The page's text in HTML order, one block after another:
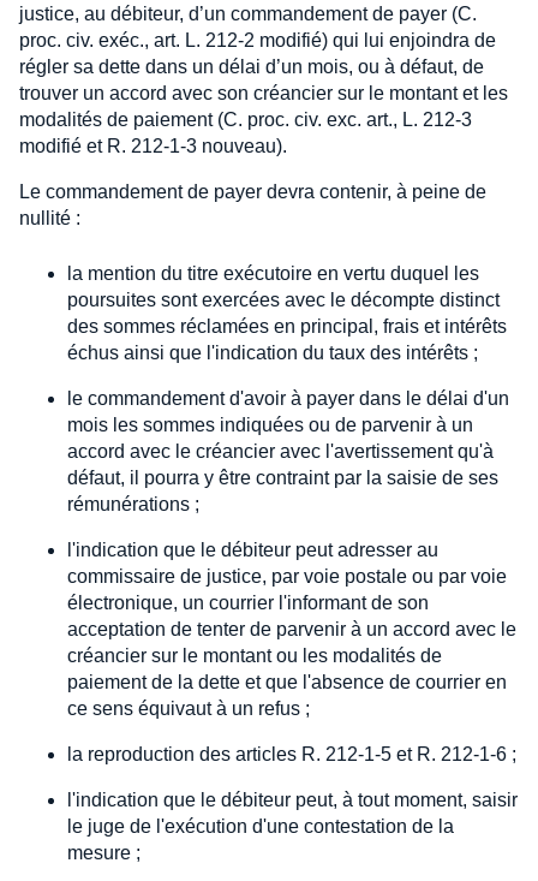
justice, au débiteur, d’un commandement de payer (C.
proc. civ. exéc., art. L. 212-2 modifié) qui lui enjoindra de
régler sa dette dans un délai d’un mois, ou à défaut, de
trouver un accord avec son créancier sur le montant et les
modalités de paiement (C. proc. civ. exc. art., L. 212-3
modifié et R. 212-1-3 nouveau).
Le commandement de payer devra contenir, à peine de
nullité :
la mention du titre exécutoire en vertu duquel les
poursuites sont exercées avec le décompte distinct
des sommes réclamées en principal, frais et intérêts
échus ainsi que l'indication du taux des intérêts ;
le commandement d'avoir à payer dans le délai d'un
mois les sommes indiquées ou de parvenir à un
accord avec le créancier avec l'avertissement qu'à
défaut, il pourra y être contraint par la saisie de ses
rémunérations ;
l'indication que le débiteur peut adresser au
commissaire de justice, par voie postale ou par voie
électronique, un courrier l'informant de son
acceptation de tenter de parvenir à un accord avec le
créancier sur le montant ou les modalités de
paiement de la dette et que l'absence de courrier en
ce sens équivaut à un refus ;
la reproduction des articles R. 212-1-5 et R. 212-1-6 ;
l'indication que le débiteur peut, à tout moment, saisir
le juge de l'exécution d'une contestation de la
mesure ;